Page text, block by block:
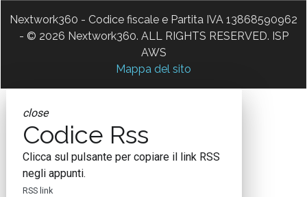
Nextwork360 - Codice fiscale e Partita IVA 13868590962
- © 2026 Nextwork360. ALL RIGHTS RESERVED. ISP
AWS
Mappa del sito
close
Codice Rss
Clicca sul pulsante per copiare il link RSS
negli appunti.
RSS link